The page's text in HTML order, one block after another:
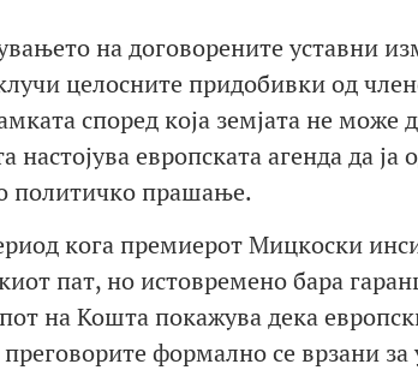
на договорените уставни
целосните придобивки од
според која земјата не може
настојува европската агенда да
политичко прашање.
кога премиерот Мицкоски
пат, но истовремено бара
на Кошта покажува дека
формално се врзани